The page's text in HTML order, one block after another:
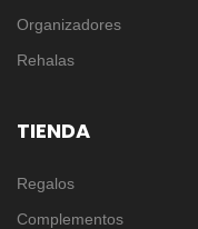
Organizadores
Rehalas
TIENDA
Regalos
Complementos